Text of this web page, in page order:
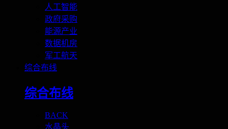
人工智能
政府采购
能源产业
数据机房
军工航天
综合布线
综合布线
BACK
水晶头